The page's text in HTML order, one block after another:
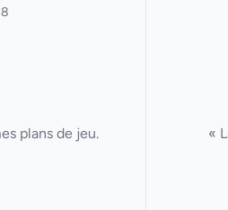
plans de jeu.
«